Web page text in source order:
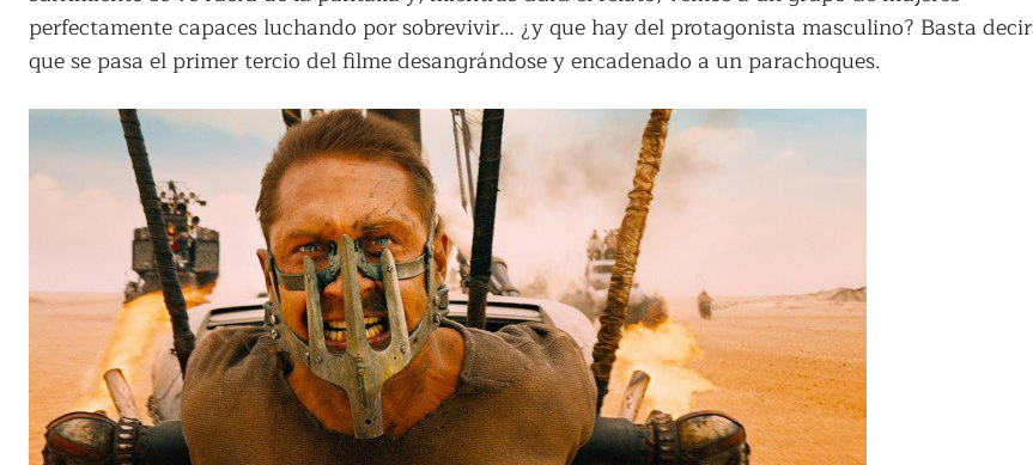
perfectamente capaces luchando por sobrevivir… ¿y que hay del protagonista masculino? Basta decir
que se pasa el primer tercio del filme desangrándose y encadenado a un parachoques.